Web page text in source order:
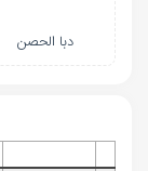
دبا الحصن